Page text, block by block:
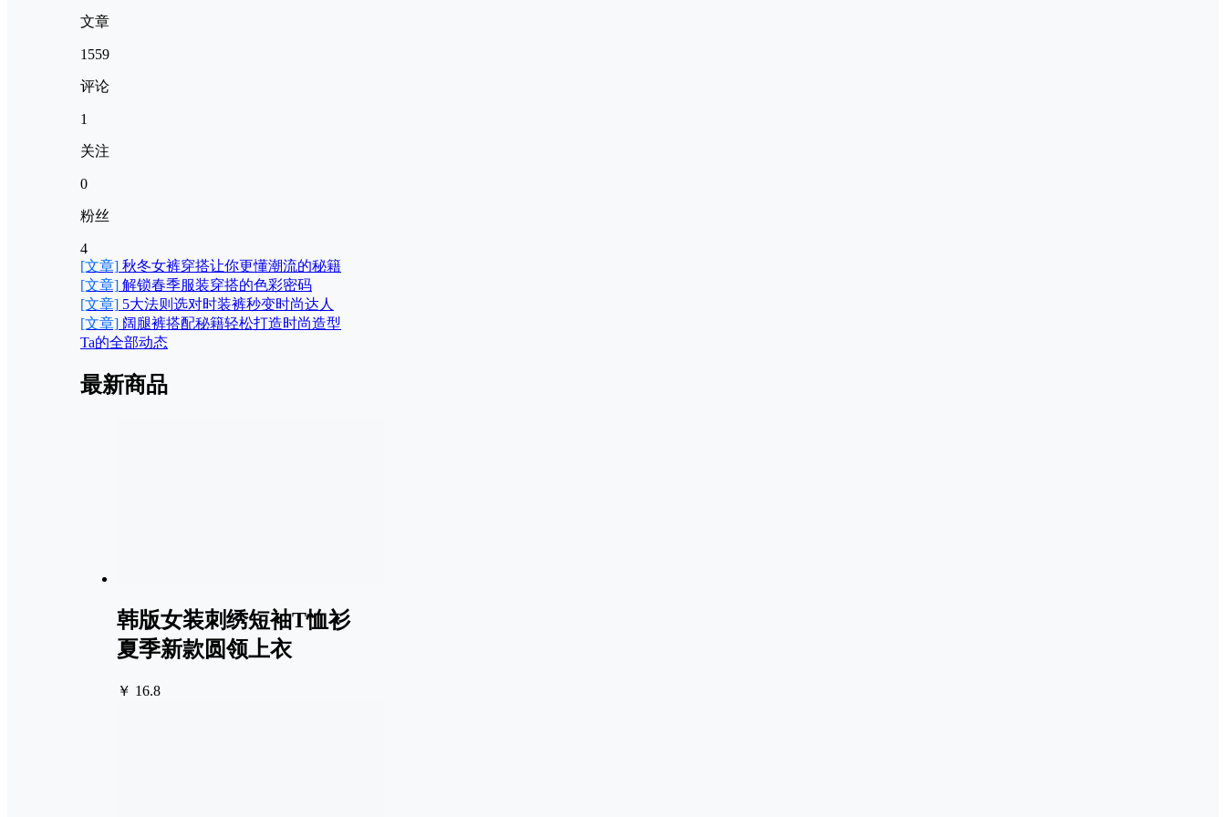
文章
1559
评论
1
关注
0
粉丝
4
[文章] 秋冬女裤穿搭让你更懂潮流的秘籍
[文章] 解锁春季服装穿搭的色彩密码
[文章] 5大法则选对时装裤秒变时尚达人
[文章] 阔腿裤搭配秘籍轻松打造时尚造型
Ta的全部动态
最新商品
韩版女装刺绣短袖T恤衫
夏季新款圆领上衣
￥ 16.8